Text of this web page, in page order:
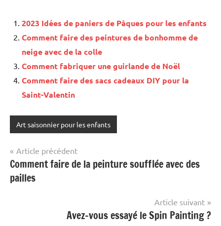
2023 Idées de paniers de Pâques pour les enfants
Comment faire des peintures de bonhomme de
neige avec de la colle
Comment fabriquer une guirlande de Noël
Comment faire des sacs cadeaux DIY pour la
Saint-Valentin
Art saisonnier pour les enfants
Navigation
de
l’article
Article précédent
Comment faire de la peinture soufflée avec des
pailles
Article suivant
Avez-vous essayé le Spin Painting ?